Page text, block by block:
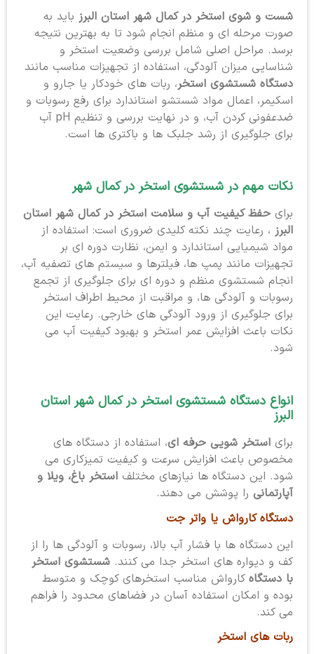
شست و شوی استخر در کمال شهر استان البرزباید به
صورت مرحله ای و منظم انجام شود تا به بهترین نتیجه
برسد. مراحل اصلی شامل بررسی وضعیت استخر و
شناسایی میزان آلودگی، استفاده از تجهیزات مناسب مانند
دستگاه شستشوی استخر، ربات های خودکار یا جارو و
اسکیمر، اعمال مواد شستشو استاندارد برای رفع رسوبات و
ضدعفونی کردن آب، و در نهایت بررسی و تنظیم pH آب
برای جلوگیری از رشد جلبک ها و باکتری ها است.
نکات مهم در شستشوی استخر در کمال شهر
برای حفظ کیفیت آب و سلامت استخر در کمال شهر استان
البرز ، رعایت چند نکته کلیدی ضروری است: استفاده از
مواد شیمیایی استاندارد و ایمن، نظارت دوره ای بر
تجهیزات مانند پمپ ها، فیلترها و سیستم های تصفیه آب،
انجام شستشوی منظم و دوره ای برای جلوگیری از تجمع
رسوبات و آلودگی ها، و مراقبت از محیط اطراف استخر
برای جلوگیری از ورود آلودگی های خارجی. رعایت این
نکات باعث افزایش عمر استخر و بهبود کیفیت آب می
شود.
انواع دستگاه شستشوی استخر در کمال شهر استان
البرز
برای استخر شویی حرفه ای، استفاده از دستگاه های
مخصوص باعث افزایش سرعت و کیفیت تمیزکاری می
شود. این دستگاه ها نیازهای مختلف استخر باغ، ویلا و
آپارتمانیرا پوشش می دهند.
دستگاه کارواش یا واتر جت
این دستگاه ها با فشار آب بالا، رسوبات و آلودگی ها را از
کف و دیواره های استخر جدا می کنند. شستشوی استخر
با دستگاهکارواش مناسب استخرهای کوچک و متوسط
بوده و امکان استفاده آسان در فضاهای محدود را فراهم
می کند.
ربات های استخر